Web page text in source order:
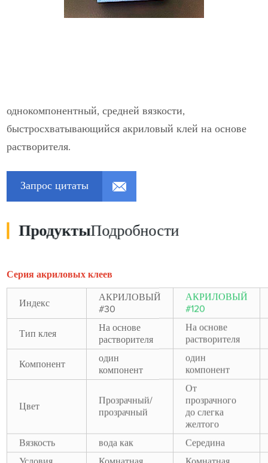
однокомпонентный, средней вязкости,
быстросхватывающийся акриловый клей на основе
растворителя.
Запрос цитаты
ПродуктыПодробности
Серия акриловых клеев
Индекс
АКРИЛОВЫЙ
#30
АКРИЛОВЫЙ
#120
Тип клея
На основе
растворителя
На основе
растворителя
Компонент
один
компонент
один
компонент
Цвет
Прозрачный/
прозрачный
От
прозрачного
до слегка
желтого
Вязкость
вода как
Середина